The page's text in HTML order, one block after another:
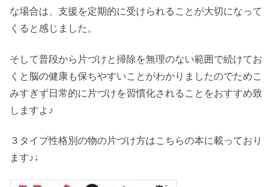
な場合は、支援を定期的に受けられることが大切になって
くると感じました。
そして普段から片づけと掃除を無理のない範囲で続けてお
くと脳の健康も保ちやすいことがわかりましたのでためこ
みすぎず日常的に片づけを習慣化されることをおすすめ致
しますよ♪
３タイプ性格別の物の片づけ方はこちらの本に載っており
ます♪↓